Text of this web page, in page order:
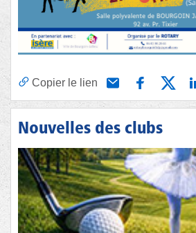
Copier le lien
Nouvelles des clubs